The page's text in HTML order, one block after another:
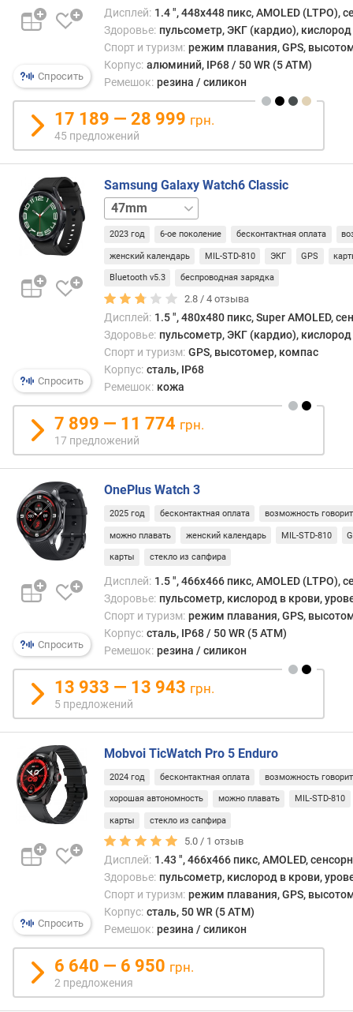
P
S
ч
)
т
о
л
щ
и
н
а
е
с
и
н
е
й
с
п
о
д
к
л
е
н
я
С
г
а
д
ж
е
т
а
а
н
а
т
Спросить
Дисплей: 1.4 ", 448x448 пикс, AMOLED (LTPO),
Здоровье: пульсометр, ЭКГ (кардио), кислород
Спорт и туризм: режим плавания, GPS,
Корпус: алюминий, IP68 / 50 WR (5 ATM)
Ремешок: резина / силикон
17 189 — 28 999 грн.
45 предложений
Спросить
Samsung Galaxy Watch6 Classic
43mm43mm
LTE47mm
LTE
2023 год 6-ое поколение бесконтактная оплата
женский календарь MIL-STD-810 ЭКГ GPS
Bluetooth v5.3 беспроводная зарядка
2.8 /4 отзыва
Дисплей: 1.5 ", 480x480 пикс, Super AMOLED,
Здоровье: пульсометр, ЭКГ (кардио), кислород
Спорт и туризм: GPS, высотомер, компас
Корпус: сталь, IP68
Ремешок: кожа
7 899 — 11 774 грн.
17 предложений
Спросить
OnePlus Watch 3
2025 год бесконтактная оплата возможность
можно плавать женский календарь MIL-STD-810
карты стекло из сапфира
Дисплей: 1.5 ", 466x466 пикс, AMOLED (LTPO),
Здоровье: пульсометр, кислород в крови,
Спорт и туризм: режим плавания, GPS,
Корпус: сталь, IP68 / 50 WR (5 ATM)
Ремешок: резина / силикон
13 933 — 13 943 грн.
5 предложений
Спросить
Mobvoi TicWatch Pro 5 Enduro
2024 год бесконтактная оплата возможность
хорошая автономность можно плавать MIL-STD-810
карты стекло из сапфира
5.0 / 1 отзыв
Дисплей: 1.43 ", 466x466 пикс, AMOLED,
Здоровье: пульсометр, кислород в крови,
Спорт и туризм: режим плавания, GPS,
Корпус: сталь, 50 WR (5 ATM)
Ремешок: резина / силикон
6 640 — 6 950 грн.
2 предложения